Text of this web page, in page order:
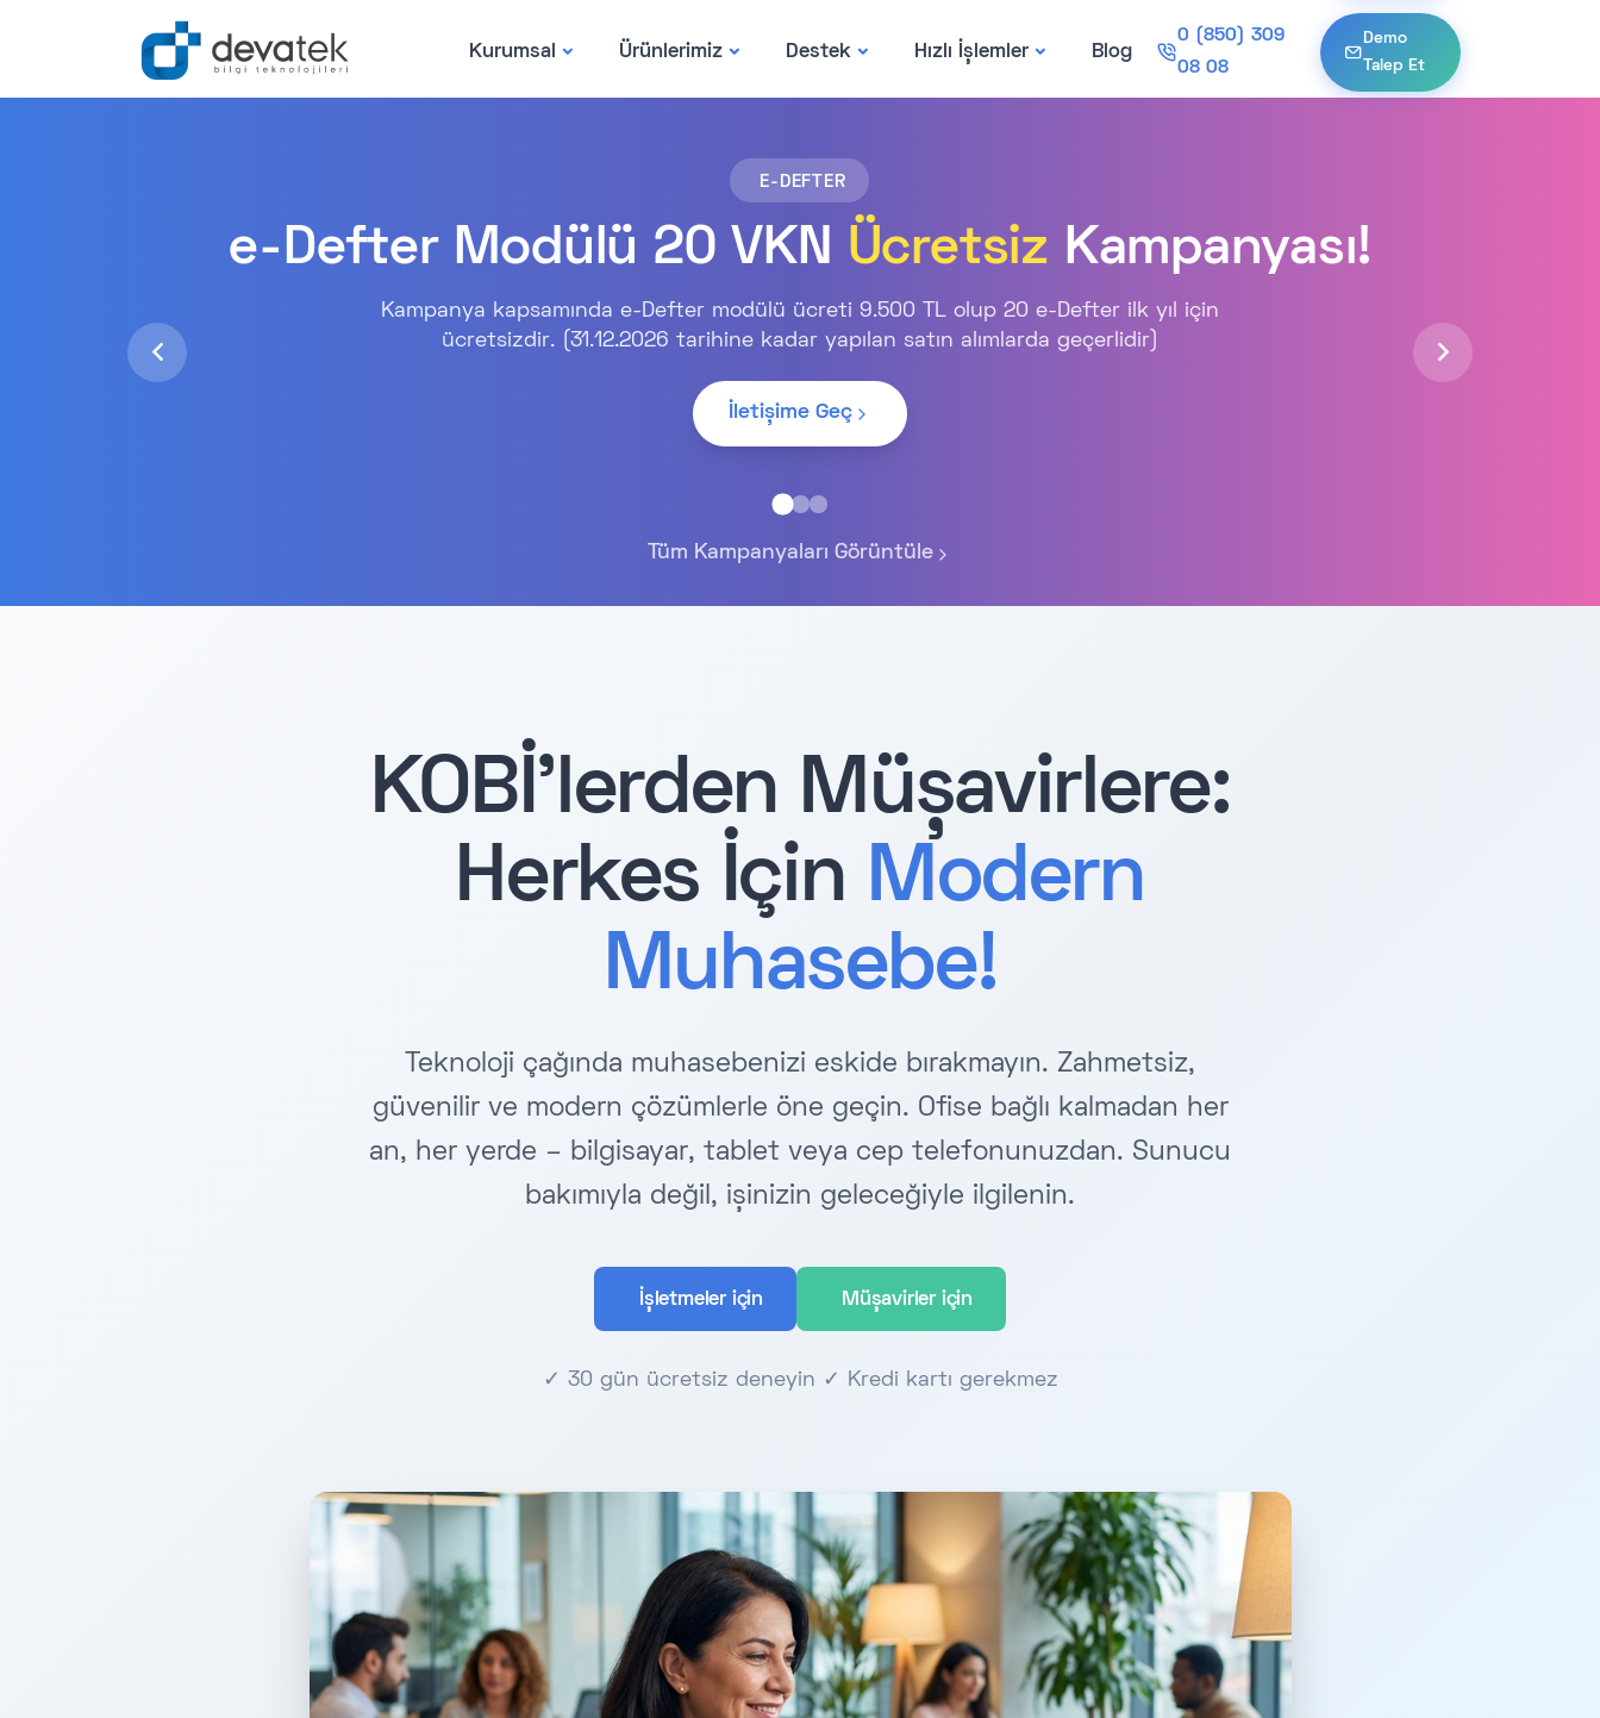
Kurumsal Ürünlerimiz Destek Hızlı İşlemler Blog
0 (850) 309
08 08
Demo
Talep Et
E-DEFTER
e-Defter Modülü 20 VKN Ücretsiz Kampanyası!
Kampanya kapsamında e-Defter modülü ücreti 9.500 TL olup 20 e-Defter ilk yıl için
ücretsizdir. (31.12.2026 tarihine kadar yapılan satın alımlarda geçerlidir)
İletişime Geç
Tüm Kampanyaları Görüntüle
KOBİ'lerden Müşavirlere:
Herkes İçin Modern
Muhasebe!
Teknoloji çağında muhasebenizi eskide bırakmayın. Zahmetsiz,
güvenilir ve modern çözümlerle öne geçin. Ofise bağlı kalmadan her
an, her yerde – bilgisayar, tablet veya cep telefonunuzdan. Sunucu
bakımıyla değil, işinizin geleceğiyle ilgilenin.
İşletmeler için Müşavirler için
✓ 30 gün ücretsiz deneyin ✓ Kredi kartı gerekmez